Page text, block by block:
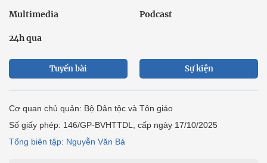
Multimedia Podcast
24h qua
Tuyến bài Sự kiện
Cơ quan chủ quản: Bộ Dân tộc và Tôn giáo
Số giấy phép: 146/GP-BVHTTDL, cấp ngày 17/10/2025
Tổng biên tập: Nguyễn Văn Bá